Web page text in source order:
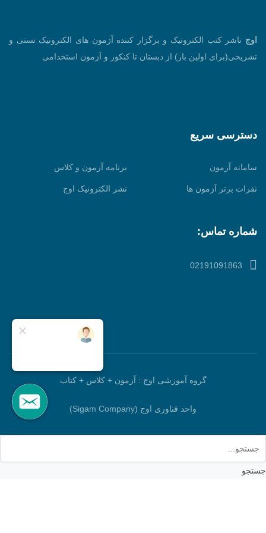
اوج ناشر کتب الکترونیک و برگزار کننده آزمون های الکترونیک تستی و
تشریحی(برای اولین بار) از دبستان تا کنکور و آزمون استخدامی
دسترسی سریع
سامانه آزمون برنامه آزمون و کلاس
نفرات برتر آزمون ها نشر الکترونیک اوج
شماره تماس:
02191091863
گروه آموزشی اوج : آزمون + کلاس + کتاب
واحد فناوری اوج (Sigam Company)
جستجو